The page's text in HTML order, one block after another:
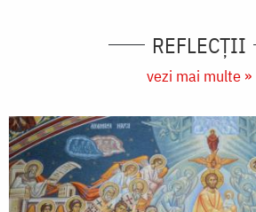
REFLECȚII
vezi mai multe »